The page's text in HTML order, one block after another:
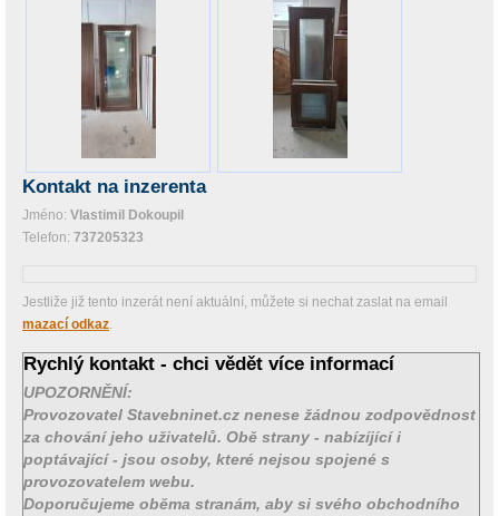
Kontakt na inzerenta
Jméno: Vlastimil Dokoupil
Telefon: 737205323
Jestliže již tento inzerát není aktuální, můžete si nechat zaslat na email
mazací odkaz
Rychlý kontakt - chci vědět více informací
UPOZORNĚNÍ:
Provozovatel Stavebninet.cz nenese žádnou zodpovědnost
za chování jeho uživatelů. Obě strany - nabízíjící i
poptávající - jsou osoby, které nejsou spojené s
provozovatelem webu.
Doporučujeme oběma stranám, aby si svého obchodního